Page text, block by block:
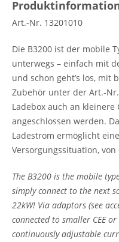
Art.-Nr. 13201010
Die B3200 ist der mobile
unterwegs – einfach mit
und schon geht’s los, mit
Zubehör unter der Art.-
Ladebox auch an kleinere
angeschlossen werden.
Ladestrom ermöglicht
Versorgungssituation, von
The B3200 is the mobile
simply connect to the next
22kW! Via adaptors (see
connected to smaller CEE
continuously adjustable